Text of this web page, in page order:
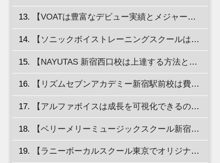
【VOATは豊富なデビュー実績とメジャーデビューのバックアップ体制が魅力！】
【ソニックボイストレーニングスクールはジャンルを問わずレッスンOK！】
【NAYUTAS 新宿西口校は上達する方法とメソッドが効率よく学べる！】
【リズムセブンアカデミー新宿駅前校は費用を抑えてボイストレーニングが受けられる！】
【アルファボイスは成長を可視化できるのが魅力！】
【ベリーメリーミュージックスクール新宿校はひとりひとりに合わせたカリキュラムを組んでもらえる！】
【ラニーボーカルスクール東京でオリジナルのボイストレーニングと発声法を学ぼう！】